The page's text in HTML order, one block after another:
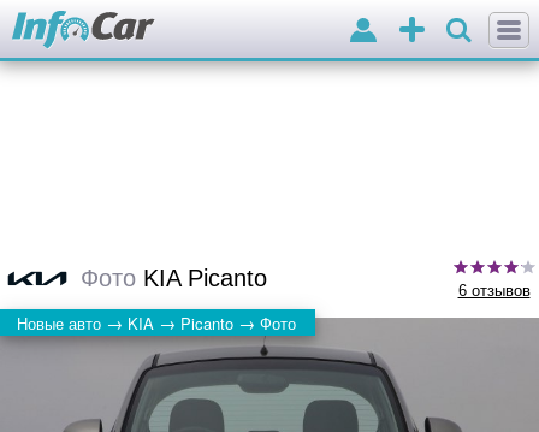
Добавить
объявление
Войти
Фото KIA Picanto 6 отзывов
Новые авто → KIA → Picanto → Фото